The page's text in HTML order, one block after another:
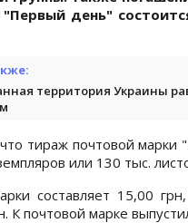
день"
территория Украины
тираж почтовой марки
или 130 тыс.
составляет 15,00
К почтовой марке